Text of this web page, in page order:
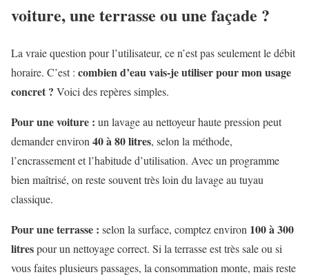
voiture, une terrasse ou une façade ?
La vraie question pour l’utilisateur, ce n’est pas seulement le débit
horaire. C’est : combien d’eau vais-je utiliser pour mon usage
concret ? Voici des repères simples.
Pour une voiture : un lavage au nettoyeur haute pression peut
demander environ 40 à 80 litres, selon la méthode,
l’encrassement et l’habitude d’utilisation. Avec un programme
bien maîtrisé, on reste souvent très loin du lavage au tuyau
classique.
Pour une terrasse : selon la surface, comptez environ 100 à 300
litrespour un nettoyage correct. Si la terrasse est très sale ou si
vous faites plusieurs passages, la consommation monte, mais reste